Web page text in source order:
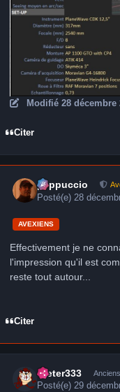
Modifié 28 décembre
Citer
peppuccio
Posté(e) 28
AVEXIENS
Effectivement je ne
l'impression qu'il est
reste tout autour...
Citer
Dieter333
Posté(e)29